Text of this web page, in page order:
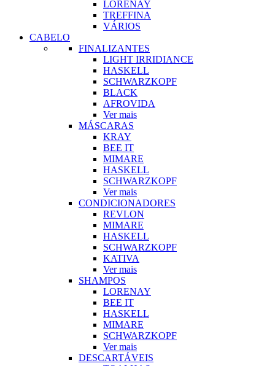
LORENAY
TREFFINA
VÁRIOS
CABELO
FINALIZANTES
LIGHT IRRIDIANCE
HASKELL
SCHWARZKOPF
BLACK
AFROVIDA
Ver mais
MÁSCARAS
KRAY
BEE IT
MIMARE
HASKELL
SCHWARZKOPF
Ver mais
CONDICIONADORES
REVLON
MIMARE
HASKELL
SCHWARZKOPF
KATIVA
Ver mais
SHAMPOS
LORENAY
BEE IT
HASKELL
MIMARE
SCHWARZKOPF
Ver mais
DESCARTÁVEIS